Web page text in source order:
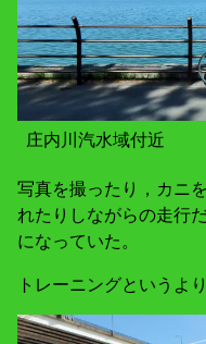
庄内川汽水域付近
写真を撮ったり，カニ
れたりしながらの走行
になっていた。
トレーニングというよ